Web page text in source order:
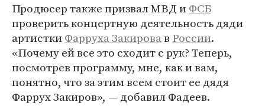
Продюсер также призвал МВД иФСБ
проверить концертную деятельность дяди
артисткиФарруха Закировав России.
«Почему ей все это сходит с рук? Теперь,
посмотрев программу, мне, как и вам,
понятно, что за этим всем стоит ее дядя
Фаррух Закиров», — добавил Фадеев.